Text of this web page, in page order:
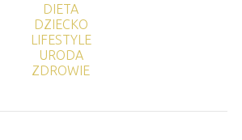
DIETA
DZIECKO
LIFESTYLE
URODA
ZDROWIE